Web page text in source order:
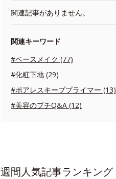
関連記事がありません。
関連キーワード
#ベースメイク (77)
#化粧下地 (29)
#ポアレスキーププライマー (13)
#美容のプチQ&A (12)
週間人気記事ランキング